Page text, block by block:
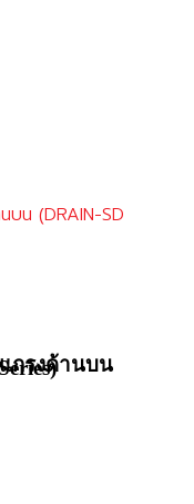
บน (DRAIN-SD
กรงด้านบน